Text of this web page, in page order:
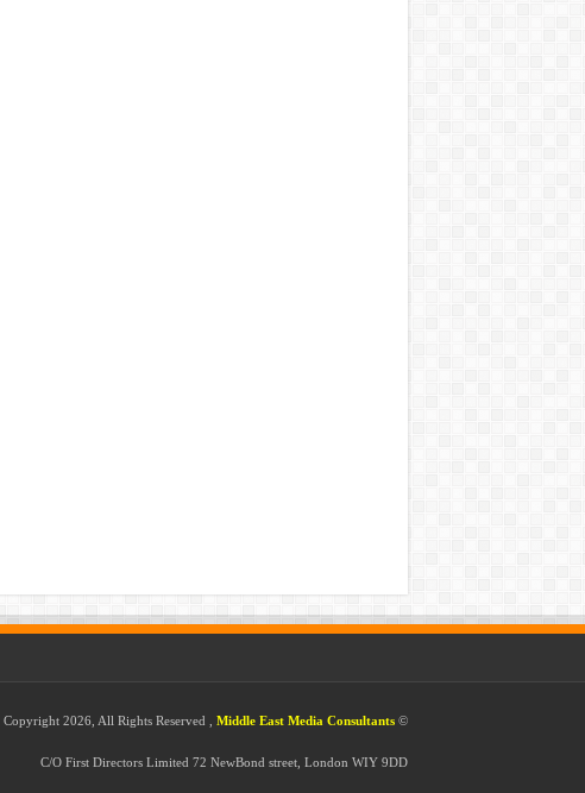
© Copyright 2026, All Rights Reserved ,
Middle East Media Consultants
C/O First Directors Limited 72 NewBond street, London WIY 9DD